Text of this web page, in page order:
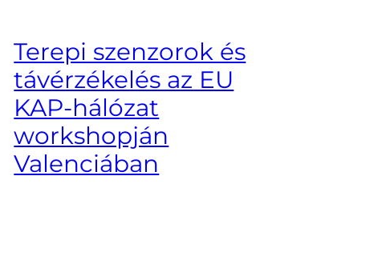
Terepi szenzorok és
távérzékelés az EU
KAP-hálózat
workshopján
Valenciában